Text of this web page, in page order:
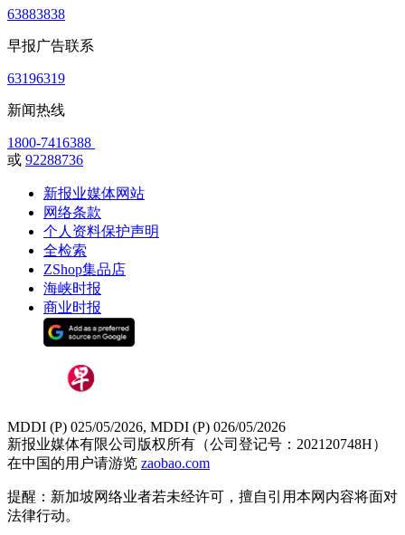
63883838
早报广告联系
63196319
新闻热线
1800-7416388
或 92288736
新报业媒体网站
网络条款
个人资料保护声明
全检索
ZShop集品店
海峡时报
商业时报
MDDI (P) 025/05/2026, MDDI (P) 026/05/2026
新报业媒体有限公司版权所有（公司登记号：202120748H）
在中国的用户请游览 zaobao.com
提醒：新加坡网络业者若未经许可，擅自引用本网内容将面对
法律行动。